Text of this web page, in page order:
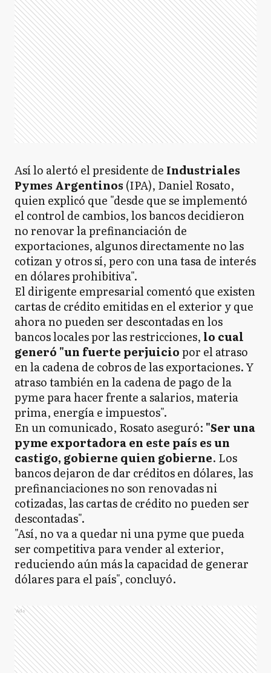
Así lo alertó el presidente de Industriales
Pymes Argentinos (IPA), Daniel Rosato,
quien explicó que "desde que se implementó
el control de cambios, los bancos decidieron
no renovar la prefinanciación de
exportaciones, algunos directamente no las
cotizan y otros sí, pero con una tasa de interés
en dólares prohibitiva".
El dirigente empresarial comentó que existen
cartas de crédito emitidas en el exterior y que
ahora no pueden ser descontadas en los
bancos locales por las restricciones, lo cual
generó "un fuerte perjuiciopor el atraso
en la cadena de cobros de las exportaciones. Y
atraso también en la cadena de pago de la
pyme para hacer frente a salarios, materia
prima, energía e impuestos".
En un comunicado, Rosato aseguró: "Ser una
pyme exportadora en este país es un
castigo, gobierne quien gobierne. Los
bancos dejaron de dar créditos en dólares, las
prefinanciaciones no son renovadas ni
cotizadas, las cartas de crédito no pueden ser
descontadas".
"Así, no va a quedar ni una pyme que pueda
ser competitiva para vender al exterior,
reduciendo aún más la capacidad de generar
dólares para el país", concluyó.
Ads